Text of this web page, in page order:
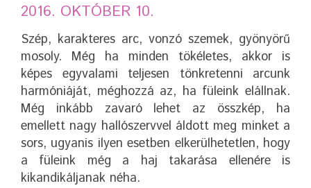
2016. OKTÓBER 10.
Szép, karakteres arc, vonzó szemek, gyönyörű
mosoly. Még ha minden tökéletes, akkor is
képes egyvalami teljesen tönkretenni arcunk
harmóniáját, méghozzá az, ha füleink elállnak.
Még inkább zavaró lehet az összkép, ha
emellett nagy hallószervvel áldott meg minket a
sors, ugyanis ilyen esetben elkerülhetetlen, hogy
a füleink még a haj takarása ellenére is
kikandikáljanak néha.